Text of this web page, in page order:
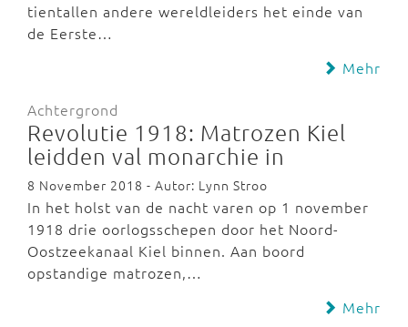
tientallen andere wereldleiders het einde van
de Eerste…
Mehr
Achtergrond
Revolutie 1918: Matrozen Kiel
leidden val monarchie in
8 November 2018 - Autor: Lynn Stroo
In het holst van de nacht varen op 1 november
1918 drie oorlogsschepen door het Noord-
Oostzeekanaal Kiel binnen. Aan boord
opstandige matrozen,…
Mehr